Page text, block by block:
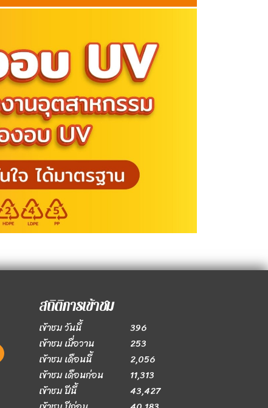
สถิติการเข้าชม
เข้าชม วันนี้
396
เข้าชม เมื่อวาน
253
เข้าชม เดือนนี้
2,056
เข้าชม เดือนก่อน
11,313
เข้าชม ปีนี้
43,427